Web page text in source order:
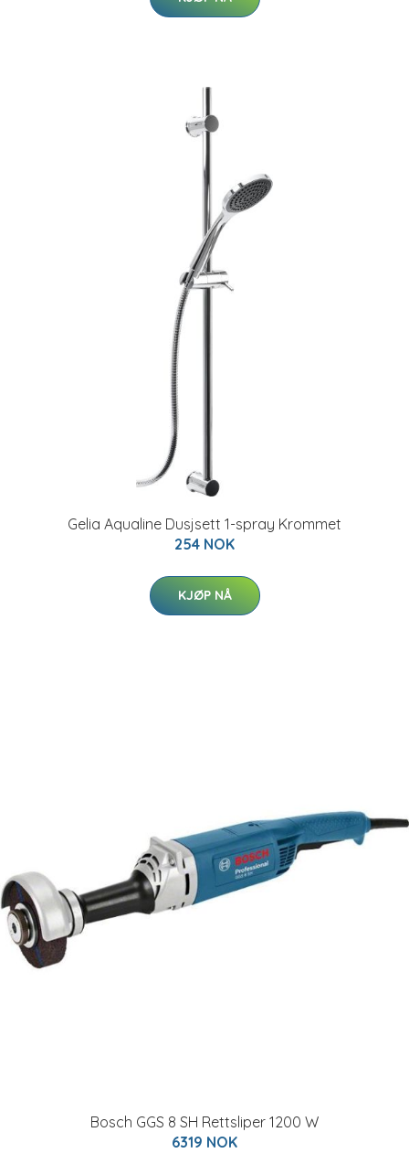
Gelia Aqualine Dusjsett 1-spray Krommet
254 NOK
KJØP NÅ
Bosch GGS 8 SH Rettsliper 1200 W
6319 NOK